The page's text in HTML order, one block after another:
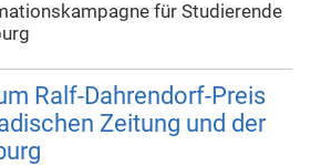
für Studierende
Ralf-Dahrendorf-Preis
Zeitung und der